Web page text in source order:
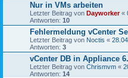
Nur in VMs arbeiten
Letzter Beitrag von Dayworker«
Antworten: 10
Fehlermeldung vCenter
Letzter Beitrag von Noctis «
Antworten: 3
vCenter DB in Appliance
Letzter Beitrag von Chrismvm «
Antworten: 14